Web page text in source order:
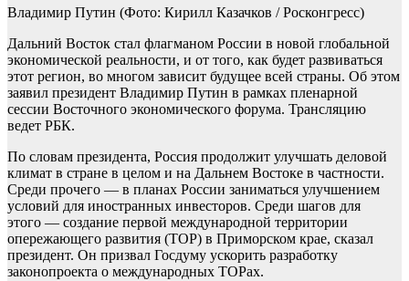
Владимир Путин (Фото: Кирилл Казачков / Росконгресс)
Дальний Восток стал флагманом России в новой глобальной
экономической реальности, и от того, как будет развиваться
этот регион, во многом зависит будущее всей страны. Об этом
заявил президент Владимир Путин в рамках пленарной
сессии Восточного экономического форума. Трансляцию
ведет РБК.
По словам президента, Россия продолжит улучшать деловой
климат в стране в целом и на Дальнем Востоке в частности.
Среди прочего — в планах России заниматься улучшением
условий для иностранных инвесторов. Среди шагов для
этого — создание первой международной территории
опережающего развития (ТОР) в Приморском крае, сказал
президент. Он призвал Госдуму ускорить разработку
законопроекта о международных ТОРах.